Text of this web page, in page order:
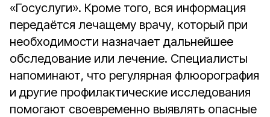
«Госуслуги». Кроме того, вся информация
передаётся лечащему врачу, который при
необходимости назначает дальнейшее
обследование или лечение. Специалисты
напоминают, что регулярная флюорография
и другие профилактические исследования
помогают своевременно выявлять опасные